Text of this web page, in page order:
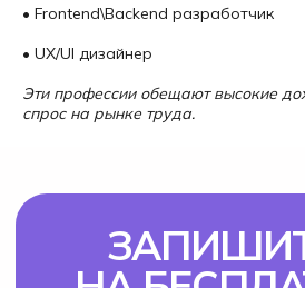
• Frontend\Backend разработчик
• UX/UI дизайнер
Эти профессии обещают высокие
спрос на рынке труда.
Поступление 2026
IT-школа Хексли
Как проходит обучение